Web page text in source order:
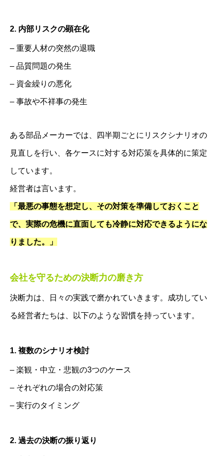
2. 内部リスクの顕在化
– 重要人材の突然の退職
– 品質問題の発生
– 資金繰りの悪化
– 事故や不祥事の発生
ある部品メーカーでは、四半期ごとにリスクシナリオの
見直しを行い、各ケースに対する対応策を具体的に策定
しています。
経営者は言います。
「最悪の事態を想定し、その対策を準備しておくこと
で、実際の危機に直面しても冷静に対応できるようにな
りました。」
会社を守るための決断力の磨き方
決断力は、日々の実践で磨かれていきます。成功してい
る経営者たちは、以下のような習慣を持っています。
1. 複数のシナリオ検討
– 楽観・中立・悲観の3つのケース
– それぞれの場合の対応策
– 実行のタイミング
2. 過去の決断の振り返り